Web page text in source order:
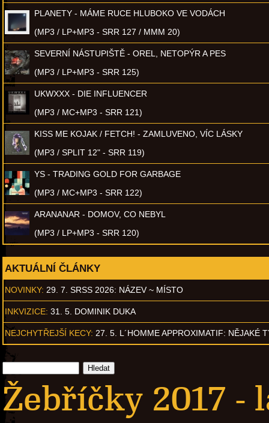
PLANETY - MÁME RUCE HLUBOKO VE VODÁCH
(MP3 / LP+MP3 - SRR 127 / MMM 20)
SEVERNÍ NÁSTUPIŠTĚ - OREL, NETOPÝR A PES
(MP3 / LP+MP3 - SRR 125)
UKWXXX - DIE INFLUENCER
(MP3 / MC+MP3 - SRR 121)
KISS ME KOJAK / FETCH! - ZAMLUVENO, VÍC LÁSKY
(MP3 / SPLIT 12" - SRR 119)
YS - TRADING GOLD FOR GARBAGE
(MP3 / MC+MP3 - SRR 122)
ARANANAR - DOMOV, CO NEBYL
(MP3 / LP+MP3 - SRR 120)
AKTUÁLNÍ ČLÁNKY
NOVINKY: 29. 7. SRSS 2026: NÁZEV ~ MÍSTO
INKVIZICE: 31. 5. DOMINIK DUKA
NEJCHYTŘEJŠÍ KECY: 27. 5. L´HOMME APPROXIMATIF: NĚJAKÉ
Žebříčky 2017 -